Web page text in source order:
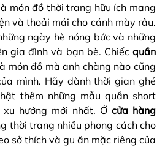
món đồ thời trang hữu ích mang
và thoải mái cho cánh mày râu.
ngày hè nóng bức và những
gia đình và bạn bè. Chiếc quần
món đồ mà anh chàng nào cũng
mình. Hãy dành thời gian ghé
thêm những mẫu quần short
hướng mới nhất. Ở cửa hàng
thời trang nhiều phong cách cho
sở thích và gu ăn mặc riêng của